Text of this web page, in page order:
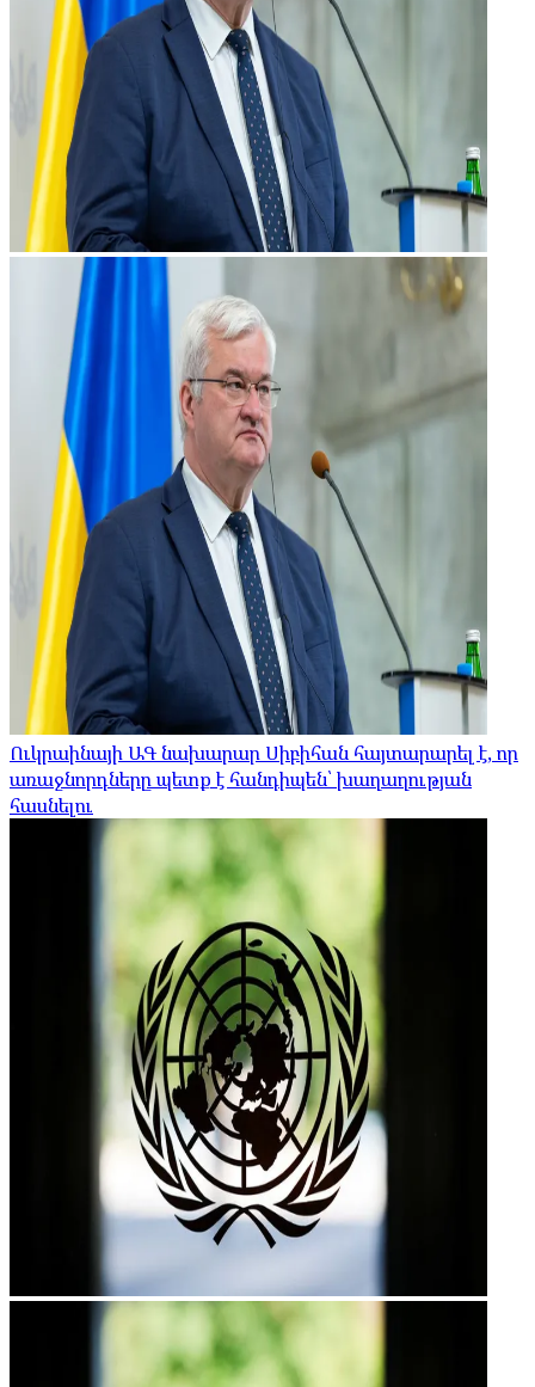
Ուկրաինայի ԱԳ նախարար Սիբիհան հայտարարել է, որ
առաջնորդները պետք է հանդիպեն՝ խաղաղության
հասնելու